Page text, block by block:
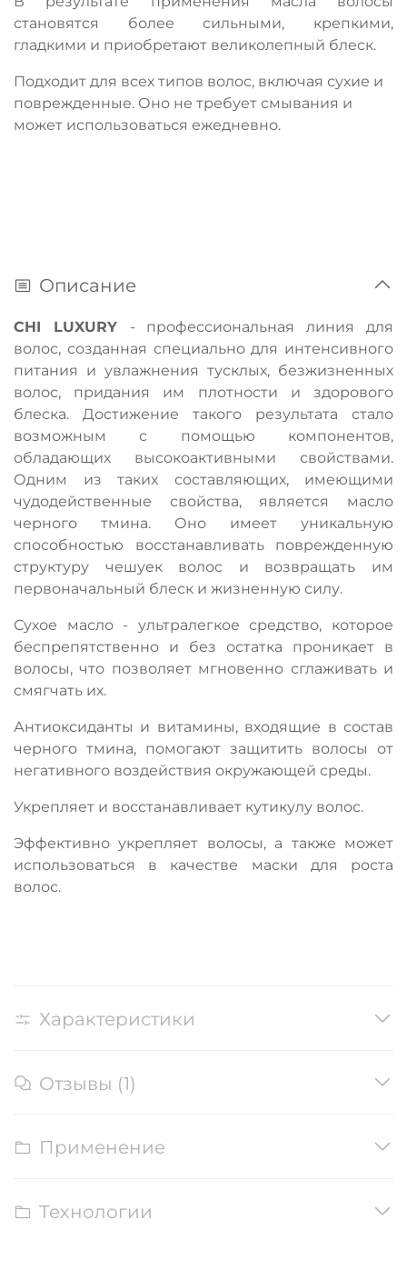
становятся более сильными, крепкими,
гладкими и приобретают великолепный блеск.
Подходит для всех типов волос, включая сухие и
поврежденные. Оно не требует смывания и
может использоваться ежедневно.
Описание
CHI LUXURY - профессиональная линия для
волос, созданная специально для интенсивного
питания и увлажнения тусклых, безжизненных
волос, придания им плотности и здорового
блеска. Достижение такого результата стало
возможным с помощью компонентов,
обладающих высокоактивными свойствами.
Одним из таких составляющих, имеющими
чудодейственные свойства, является масло
черного тмина. Оно имеет уникальную
способностью восстанавливать поврежденную
структуру чешуек волос и возвращать им
первоначальный блеск и жизненную силу.
Сухое масло - ультралегкое средство, которое
беспрепятственно и без остатка проникает в
волосы,что позволяет мгновенно сглаживать и
смягчать их.
Антиоксиданты и витамины, входящие в состав
черного тмина, помогают защитить волосы от
негативного воздействия окружающей среды.
Укрепляет и восстанавливает кутикулу волос.
Эффективно укрепляет волосы, а также может
использоваться в качестве маски для роста
волос.
Характеристики
Отзывы (1)
Применение
Технологии